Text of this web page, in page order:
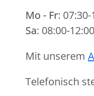
Mo - Fr:
Sa: 08:00-12:00
Mit unserem
Telefonisch